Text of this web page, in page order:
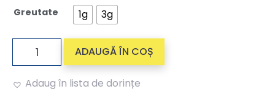
Greutate 1g 3g
ADAUGĂ ÎN COȘ
Adaug în lista de dorințe